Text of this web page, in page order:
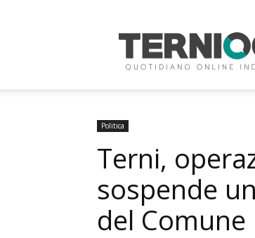
Oggi
Politica
Terni,
sospende
del Comune